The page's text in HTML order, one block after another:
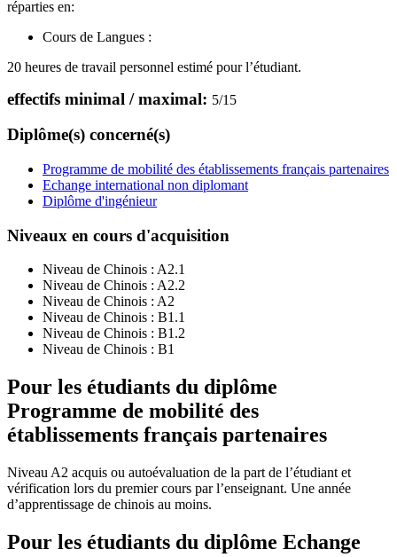
réparties en:
Cours de Langues :
20 heures de travail personnel estimé pour l’étudiant.
effectifs minimal / maximal: 5/15
Diplôme(s) concerné(s)
Programme de mobilité des établissements français partenaires
Echange international non diplomant
Diplôme d'ingénieur
Niveaux en cours d'acquisition
Niveau de Chinois : A2.1
Niveau de Chinois : A2.2
Niveau de Chinois : A2
Niveau de Chinois : B1.1
Niveau de Chinois : B1.2
Niveau de Chinois : B1
Pour les étudiants du diplôme
Programme de mobilité des
établissements français partenaires
Niveau A2 acquis ou autoévaluation de la part de l’étudiant et
vérification lors du premier cours par l’enseignant. Une année
d’apprentissage de chinois au moins.
Pour les étudiants du diplôme Echange